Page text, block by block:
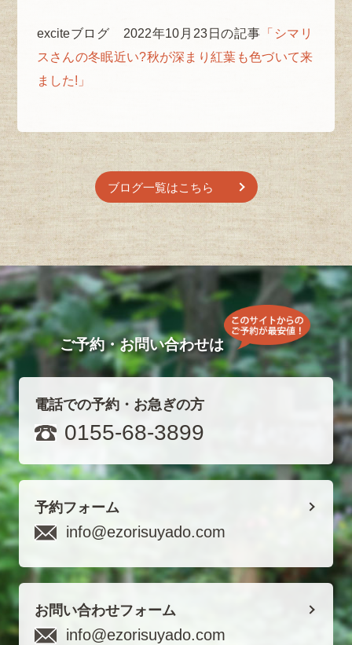
exciteブログ 2022年10月23日の記事 「シマリ
スさんの冬眠近い?秋が深まり紅葉も色づいて来
ました!」
ブログ一覧はこちら
ご予約・お問い合わせは
電話での予約・お急ぎの方
0155-68-3899
予約フォーム
info@ezorisuyado.com
お問い合わせフォーム
info@ezorisuyado.com